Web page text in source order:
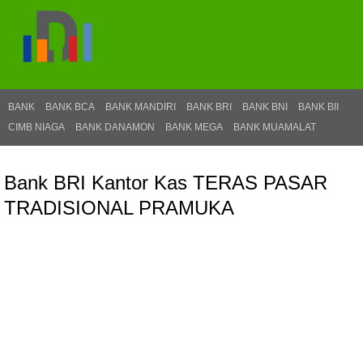
BANK BANK BCA BANK MANDIRI BANK BRI BANK BNI
BANK BII
CIMB NIAGA
BANK DANAMON BANK MEGA BANK MUAMALAT
Bank BRI Kantor Kas TERAS PASAR
TRADISIONAL PRAMUKA